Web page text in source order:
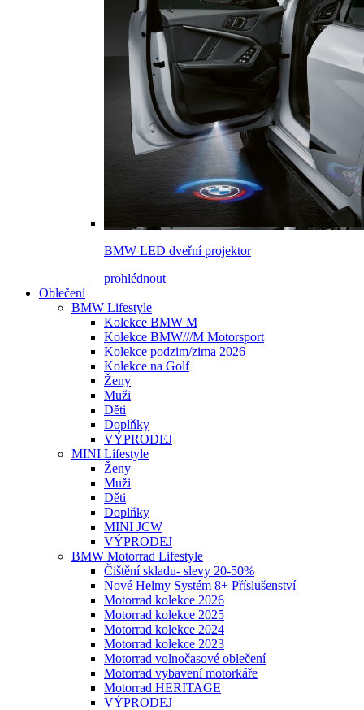
BMW LED dveřní projektor
prohlédnout
Oblečení
BMW Lifestyle
Kolekce BMW M
Kolekce BMW///M Motorsport
Kolekce podzim/zima 2026
Kolekce na Golf
Ženy
Muži
Děti
Doplňky
VÝPRODEJ
MINI Lifestyle
Ženy
Muži
Děti
Doplňky
MINI JCW
VÝPRODEJ
BMW Motorrad Lifestyle
Čištění skladu- slevy 20-50%
Nové Helmy Systém 8+ Příslušenství
Motorrad kolekce 2026
Motorrad kolekce 2025
Motorrad kolekce 2024
Motorrad kolekce 2023
Motorrad volnočasové oblečení
Motorrad vybavení motorkáře
Motorrad HERITAGE
VÝPRODEJ